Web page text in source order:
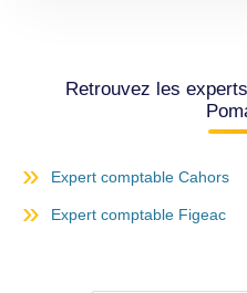
Retrouvez les
Expert comptable Cahors
Expert comptable Figeac